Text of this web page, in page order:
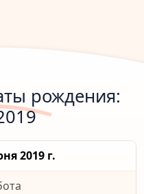
рождения:
2019 г.